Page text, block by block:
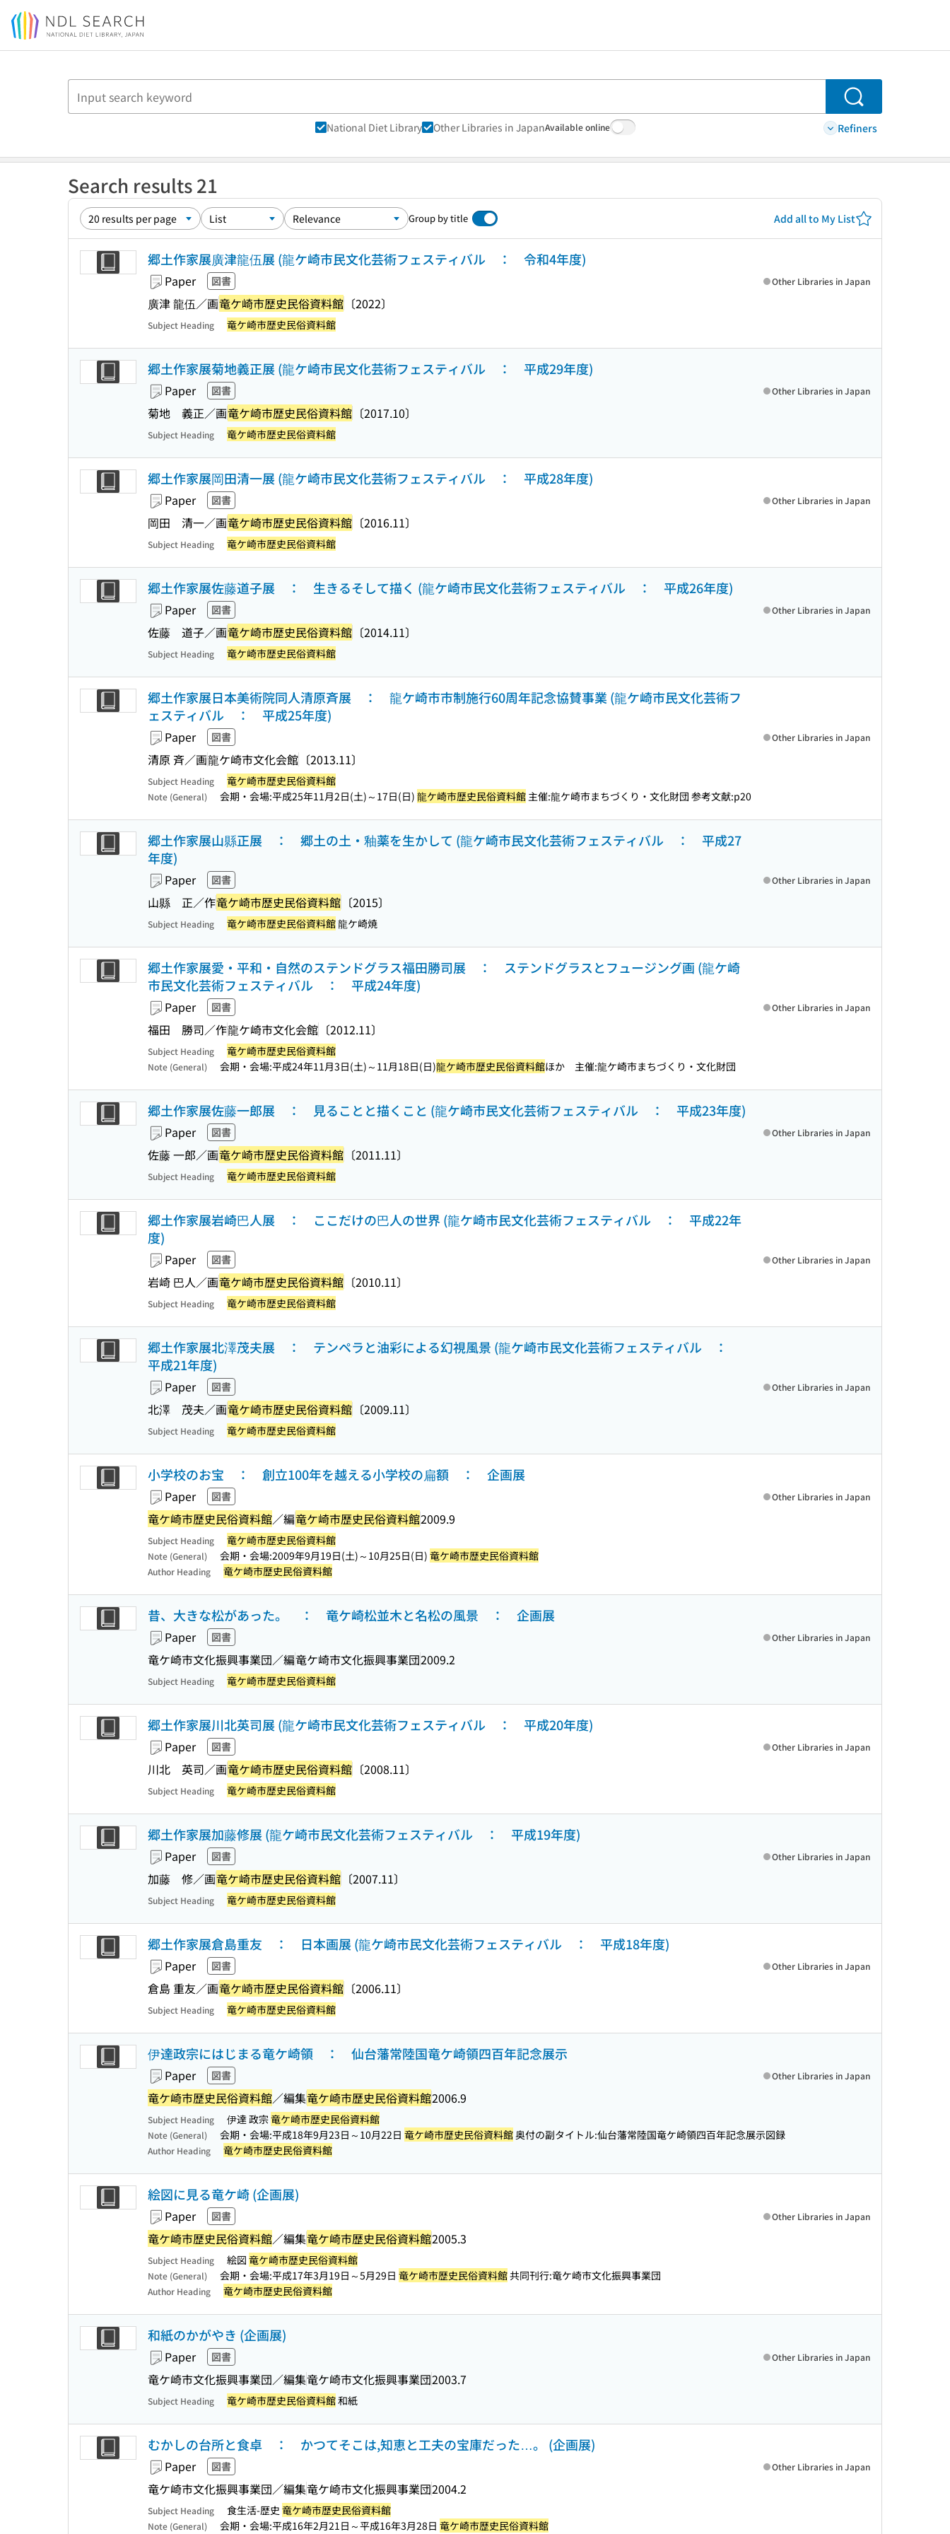
Jump to main content
Search
National Diet Library Other Libraries in JapanAvailable online Refiners
Search results 21
Group by title Add all to My List
郷土作家展廣津龍伍展 (龍ケ崎市民文化芸術フェスティバル ： 令和4年度)
Paper 図書
廣津 龍伍／画竜ケ崎市歴史民俗資料館 〔2022〕
Other Libraries in Japan
Subject Heading 竜ケ崎市歴史民俗資料館
郷土作家展菊地義正展 (龍ケ崎市民文化芸術フェスティバル ： 平成29年度)
Paper 図書
菊地 義正／画竜ケ崎市歴史民俗資料館 〔2017.10〕
Other Libraries in Japan
Subject Heading 竜ケ崎市歴史民俗資料館
郷土作家展岡田清一展 (龍ケ崎市民文化芸術フェスティバル ： 平成28年度)
Paper 図書
岡田 清一／画竜ケ崎市歴史民俗資料館 〔2016.11〕
Other Libraries in Japan
Subject Heading 竜ケ崎市歴史民俗資料館
郷土作家展佐藤道子展 ： 生きるそして描く (龍ケ崎市民文化芸術フェスティバル ： 平成26年度)
Paper 図書
佐藤 道子／画竜ケ崎市歴史民俗資料館 〔2014.11〕
Other Libraries in Japan
Subject Heading 竜ケ崎市歴史民俗資料館
郷土作家展日本美術院同人清原斉展 ： 龍ケ崎市市制施行60周年記念協賛事業 (龍ケ崎市民文化芸術フ
ェスティバル ： 平成25年度)
Paper 図書
清原 斉／画龍ケ崎市文化会館 〔2013.11〕
Other Libraries in Japan
Subject Heading 竜ケ崎市歴史民俗資料館
Note (General) 会期・会場:平成25年11月2日(土)～17日(日) 龍ケ崎市歴史民俗資料館 主催:龍ケ崎市まちづくり・文化財団 参考文献:p20
郷土作家展山縣正展 ： 郷土の土・釉薬を生かして (龍ケ崎市民文化芸術フェスティバル ： 平成27
年度)
Paper 図書
山縣 正／作竜ケ崎市歴史民俗資料館 〔2015〕
Other Libraries in Japan
Subject Heading 竜ケ崎市歴史民俗資料館龍ケ崎焼
郷土作家展愛・平和・自然のステンドグラス福田勝司展 ： ステンドグラスとフュージング画 (龍ケ崎
市民文化芸術フェスティバル ： 平成24年度)
Paper 図書
福田 勝司／作龍ケ崎市文化会館 〔2012.11〕
Other Libraries in Japan
Subject Heading 竜ケ崎市歴史民俗資料館
Note (General) 会期・会場:平成24年11月3日(土)～11月18日(日)龍ケ崎市歴史民俗資料館ほか 主催:龍ケ崎市まちづくり・文化財団
郷土作家展佐藤一郎展 ： 見ることと描くこと (龍ケ崎市民文化芸術フェスティバル ： 平成23年度)
Paper 図書
佐藤 一郎／画竜ケ崎市歴史民俗資料館 〔2011.11〕
Other Libraries in Japan
Subject Heading 竜ケ崎市歴史民俗資料館
郷土作家展岩崎巴人展 ： ここだけの巴人の世界 (龍ケ崎市民文化芸術フェスティバル ： 平成22年
度)
Paper 図書
岩崎 巴人／画竜ケ崎市歴史民俗資料館 〔2010.11〕
Other Libraries in Japan
Subject Heading 竜ケ崎市歴史民俗資料館
郷土作家展北澤茂夫展 ： テンペラと油彩による幻視風景 (龍ケ崎市民文化芸術フェスティバル ：
平成21年度)
Paper 図書
北澤 茂夫／画竜ケ崎市歴史民俗資料館 〔2009.11〕
Other Libraries in Japan
Subject Heading 竜ケ崎市歴史民俗資料館
小学校のお宝 ： 創立100年を越える小学校の扁額 ： 企画展
Paper 図書
竜ケ崎市歴史民俗資料館／編竜ケ崎市歴史民俗資料館2009.9
Other Libraries in Japan
Subject Heading 竜ケ崎市歴史民俗資料館
Note (General) 会期・会場:2009年9月19日(土)～10月25日(日) 竜ケ崎市歴史民俗資料館
Author Heading 竜ケ崎市歴史民俗資料館
昔、大きな松があった。 ： 竜ケ崎松並木と名松の風景 ： 企画展
Paper 図書
竜ケ崎市文化振興事業団／編竜ケ崎市文化振興事業団2009.2
Other Libraries in Japan
Subject Heading 竜ケ崎市歴史民俗資料館
郷土作家展川北英司展 (龍ケ崎市民文化芸術フェスティバル ： 平成20年度)
Paper 図書
川北 英司／画竜ケ崎市歴史民俗資料館 〔2008.11〕
Other Libraries in Japan
Subject Heading 竜ケ崎市歴史民俗資料館
郷土作家展加藤修展 (龍ケ崎市民文化芸術フェスティバル ： 平成19年度)
Paper 図書
加藤 修／画竜ケ崎市歴史民俗資料館 〔2007.11〕
Other Libraries in Japan
Subject Heading 竜ケ崎市歴史民俗資料館
郷土作家展倉島重友 ： 日本画展 (龍ケ崎市民文化芸術フェスティバル ： 平成18年度)
Paper 図書
倉島 重友／画竜ケ崎市歴史民俗資料館 〔2006.11〕
Other Libraries in Japan
Subject Heading 竜ケ崎市歴史民俗資料館
伊達政宗にはじまる竜ケ崎領 ： 仙台藩常陸国竜ケ崎領四百年記念展示
Paper 図書
竜ケ崎市歴史民俗資料館／編集竜ケ崎市歴史民俗資料館2006.9
Other Libraries in Japan
Subject Heading 伊達 政宗竜ケ崎市歴史民俗資料館
Note (General) 会期・会場:平成18年9月23日～10月22日 竜ケ崎市歴史民俗資料館奥付の副タイトル:仙台藩常陸国竜ケ崎領四百年記念展示図録
Author Heading 竜ケ崎市歴史民俗資料館
絵図に見る竜ケ崎 (企画展)
Paper 図書
竜ケ崎市歴史民俗資料館／編集竜ケ崎市歴史民俗資料館2005.3
Other Libraries in Japan
Subject Heading 絵図 竜ケ崎市歴史民俗資料館
Note (General) 会期・会場:平成17年3月19日～5月29日 竜ケ崎市歴史民俗資料館共同刊行:竜ケ崎市文化振興事業団
Author Heading 竜ケ崎市歴史民俗資料館
和紙のかがやき (企画展)
Paper 図書
竜ケ崎市文化振興事業団／編集竜ケ崎市文化振興事業団2003.7
Other Libraries in Japan
Subject Heading 竜ケ崎市歴史民俗資料館和紙
むかしの台所と食卓 ： かつてそこは,知恵と工夫の宝庫だった…。 (企画展)
Paper 図書
竜ケ崎市文化振興事業団／編集竜ケ崎市文化振興事業団2004.2
Other Libraries in Japan
Subject Heading 食生活-歴史 竜ケ崎市歴史民俗資料館
Note (General) 会期・会場:平成16年2月21日～平成16年3月28日 竜ケ崎市歴史民俗資料館